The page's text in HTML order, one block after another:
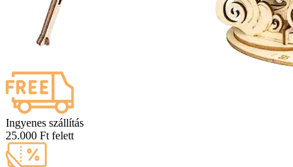
Ingyenes szállítás
25.000 Ft felett